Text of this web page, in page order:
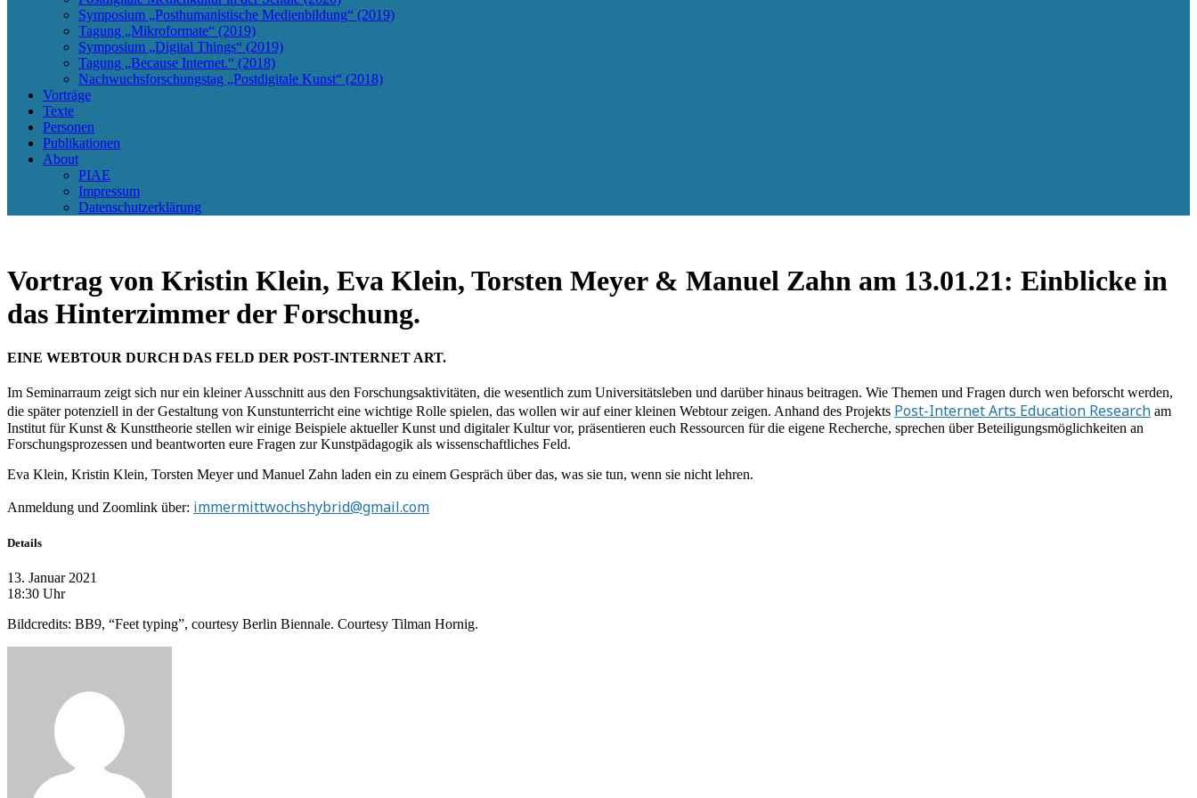
Symposium „Posthumanistische Medienbildung“ (2019)
Tagung „Mikroformate“ (2019)
Symposium „Digital Things“ (2019)
Tagung „Because Internet.“ (2018)
Nachwuchsforschungstag „Postdigitale Kunst“ (2018)
Vorträge
Texte
Personen
Publikationen
About
PIAE
Impressum
Datenschutzerklärung
Vortrag von Kristin Klein, Eva Klein, Torsten Meyer & Manuel Zahn am 13.01.21: Einblicke in
das Hinterzimmer der Forschung.
EINE WEBTOUR DURCH DAS FELD DER POST-INTERNET ART.
Im Seminarraum zeigt sich nur ein kleiner Ausschnitt aus den Forschungsaktivitäten, die wesentlich zum Universitätsleben und darüber hinaus beitragen. Wie Themen und Fragen durch wen beforscht werden,
die später potenziell in der Gestaltung von Kunstunterricht eine wichtige Rolle spielen, das wollen wir auf einer kleinen Webtour zeigen. Anhand des Projekts Post-Internet Arts Education Research am
Institut für Kunst & Kunsttheorie stellen wir einige Beispiele aktueller Kunst und digitaler Kultur vor, präsentieren euch Ressourcen für die eigene Recherche, sprechen über Beteiligungsmöglichkeiten an
Forschungsprozessen und beantworten eure Fragen zur Kunstpädagogik als wissenschaftliches Feld.
Eva Klein, Kristin Klein, Torsten Meyer und Manuel Zahn laden ein zu einem Gespräch über das, was sie tun, wenn sie nicht lehren.
Anmeldung und Zoomlink über: immermittwochshybrid@gmail.com
Details
13. Januar 2021
18:30 Uhr
Bildcredits: BB9, “Feet typing”, courtesy Berlin Biennale. Courtesy Tilman Hornig.